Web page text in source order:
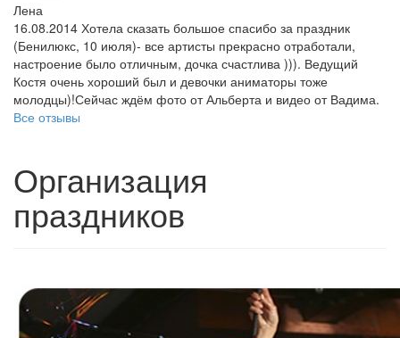
Лена
16.08.2014 Хотела сказать большое спасибо за праздник
(Бенилюкс, 10 июля)- все артисты прекрасно отработали,
настроение было отличным, дочка счастлива ))). Ведущий
Костя очень хороший был и девочки аниматоры тоже
молодцы)!Сейчас ждём фото от Альберта и видео от Вадима.
Все отзывы
Организация
праздников